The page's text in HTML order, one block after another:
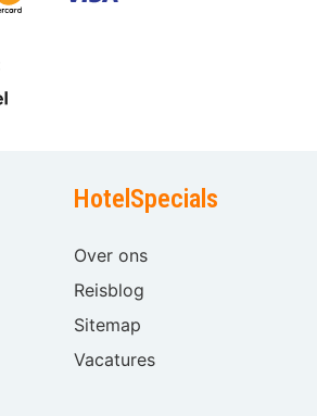
HotelSpecials
Over ons
Reisblog
Sitemap
Vacatures